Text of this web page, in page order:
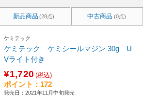
新品商品 (28点) 中古商品 (0点)
ケミテック
ケミテック ケミシールマジン 30g U
Vライト付き
¥1,720 (税込)
ポイント：172
発売日：2021年11月中旬発売